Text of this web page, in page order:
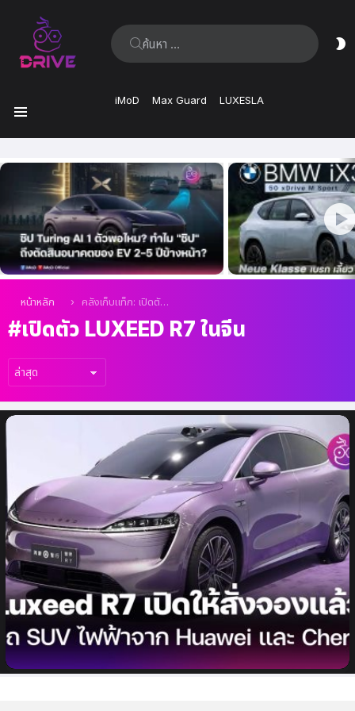
ค้นหา:
iMoD Max Guard LUXESLA
ล่าสุด
คุณอยู่ที่นี่:
หน้าหลัก คลังเก็บแท็ก: เปิดตัว Luxeed R7 ในจีน
เปิดตัว LUXEED R7 ในจีน
เรื่อง
Luxeed R7 รถ SUV ไฟฟ้าจาก Huawei และ
Chery เปิดให้สั่งซื้อล่วงหน้าแล้ว